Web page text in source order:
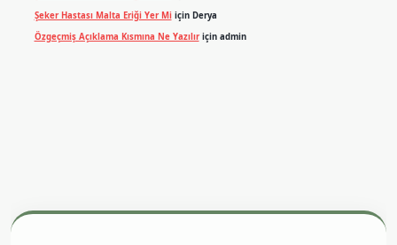
Şeker Hastası Malta Eriği Yer Miiçin Derya
Özgeçmiş Açıklama Kısmına Ne Yazılıriçin admin